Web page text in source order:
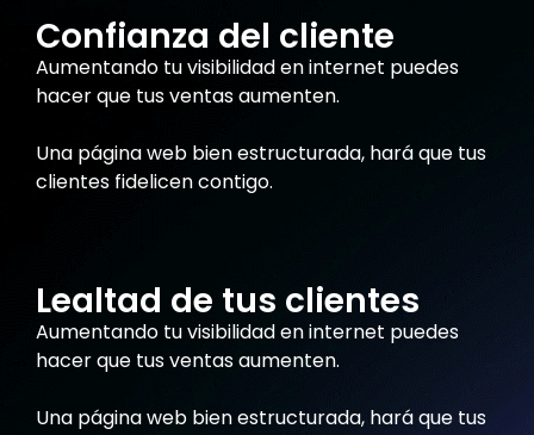
Confianza del cliente
Aumentando tu visibilidad en internet puedes
hacer que tus ventas aumenten.
Una página web bien estructurada, hará que tus
clientes fidelicen contigo.
Lealtad de tus clientes
Aumentando tu visibilidad en internet puedes
hacer que tus ventas aumenten.
Una página web bien estructurada, hará que tus